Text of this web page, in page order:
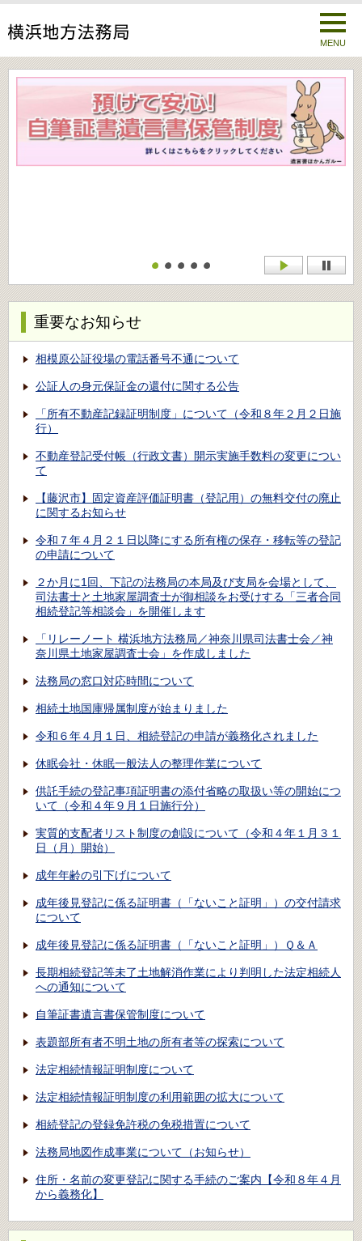
MENU
重要なお知らせ
相模原公証役場の電話番号不通について
公証人の身元保証金の還付に関する公告
「所有不動産記録証明制度」について（令和８年２月２日施
行）
不動産登記受付帳（行政文書）開示実施手数料の変更につい
て
【藤沢市】固定資産評価証明書（登記用）の無料交付の廃止
に関するお知らせ
令和７年４月２１日以降にする所有権の保存・移転等の登記
の申請について
２か月に1回、下記の法務局の本局及び支局を会場として、
司法書士と土地家屋調査士が御相談をお受けする「三者合同
相続登記等相談会」を開催します
「リレーノート 横浜地方法務局／神奈川県司法書士会／神
奈川県土地家屋調査士会」を作成しました
法務局の窓口対応時間について
相続土地国庫帰属制度が始まりました
令和６年４月１日、相続登記の申請が義務化されました
休眠会社・休眠一般法人の整理作業について
供託手続の登記事項証明書の添付省略の取扱い等の開始につ
いて（令和４年９月１日施行分）
実質的支配者リスト制度の創設について（令和４年１月３１
日（月）開始）
成年年齢の引下げについて
成年後見登記に係る証明書（「ないこと証明」）の交付請求
について
成年後見登記に係る証明書（「ないこと証明」）Ｑ＆Ａ
長期相続登記等未了土地解消作業により判明した法定相続人
への通知について
自筆証書遺言書保管制度について
表題部所有者不明土地の所有者等の探索について
法定相続情報証明制度について
法定相続情報証明制度の利用範囲の拡大について
相続登記の登録免許税の免税措置について
法務局地図作成事業について（お知らせ）
住所・名前の変更登記に関する手続のご案内【令和８年４月
から義務化】